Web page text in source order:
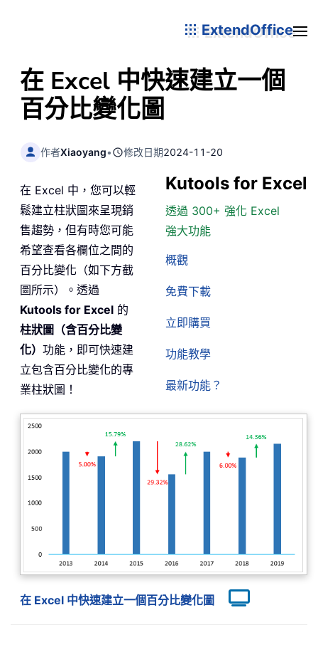
ExtendOffice
在 Excel 中快速建立一個
百分比變化圖
作者Xiaoyang• 修改日期2024-11-20
Kutools for Excel
透過 300+ 強化 Excel
強大功能
概觀
免費下載
立即購買
功能教學
最新功能？
在 Excel 中，您可以輕
鬆建立柱狀圖來呈現銷
售趨勢，但有時您可能
希望查看各欄位之間的
百分比變化（如下方截
圖所示）。透過
Kutools for Excel 的
柱狀圖（含百分比變
化） 功能，即可快速建
立包含百分比變化的專
業柱狀圖！
在 Excel 中快速建立一個百分比變化圖